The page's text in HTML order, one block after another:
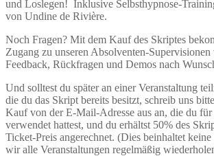
und Loslegen! Inklusive Selbsthypnose-
von Undine de Rivière.
Noch Fragen? Mit dem Kauf des Skriptes
Zugang zu unseren Absolventen-
Feedback, Rückfragen und Demos nach
Und solltest du später an einer Veranstaltung
die du das Skript bereits besitzt, schreib uns
Kauf von der E-Mail-Adresse aus an, die du
verwendet hattest, und du erhältst 50% des
Ticket-Preis angerechnet. (Dies beinhaltet keine
wir alle Veranstaltungen regelmäßig